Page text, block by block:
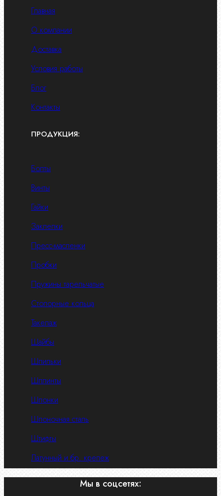
Главная
О компании
Доставка
Условия работы
Блог
Контакты
ПРОДУКЦИЯ:
Болты
Винты
Гайки
Заклепки
Пресс-масленки
Пробки
Пружины тарельчатые
Стопорные кольца
Такелаж
Шайбы
Шпильки
Шплинты
Шпонки
Шпоночная сталь
Штифты
Латунный и бр. крепеж
Мы в соцсетях: